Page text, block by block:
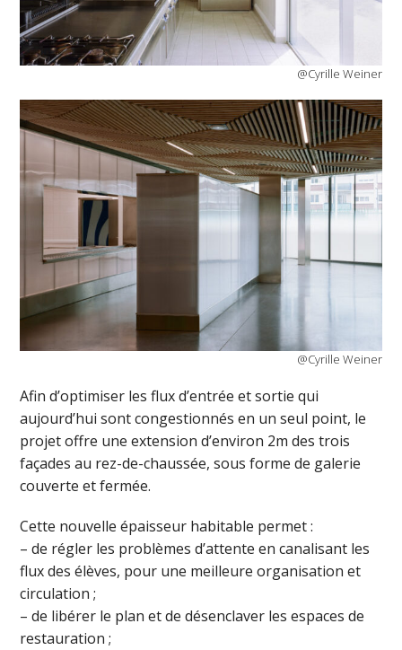
@Cyrille Weiner
@Cyrille Weiner
Afin d’optimiser les flux d’entrée et sortie qui
aujourd’hui sont congestionnés en un seul point, le
projet offre une extension d’environ 2m des trois
façades au rez-de-chaussée, sous forme de galerie
couverte et fermée.
Cette nouvelle épaisseur habitable permet :
– de régler les problèmes d’attente en canalisant les
flux des élèves, pour une meilleure organisation et
circulation ;
– de libérer le plan et de désenclaver les espaces de
restauration ;